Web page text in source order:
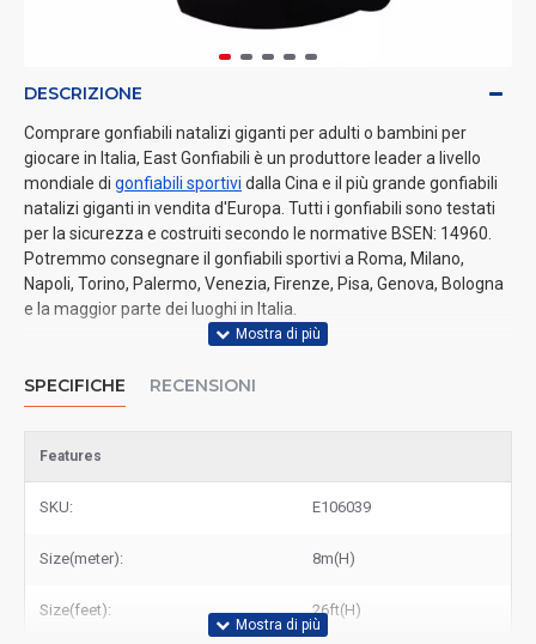
DESCRIZIONE
Comprare gonfiabili natalizi giganti per adulti o bambini per
giocare in Italia, East Gonfiabili è un produttore leader a livello
mondiale di gonfiabili sportivi dalla Cina e il più grande gonfiabili
natalizi giganti in vendita d'Europa. Tutti i gonfiabili sono testati
per la sicurezza e costruiti secondo le normative BSEN: 14960.
Potremmo consegnare il gonfiabili sportivi a Roma, Milano,
Napoli, Torino, Palermo, Venezia, Firenze, Pisa, Genova, Bologna
e la maggior parte dei luoghi in Italia.
SPECIFICHE RECENSIONI
Features
SKU: E106039
Size(meter): 8m(H)
Size(feet): 26ft(H)